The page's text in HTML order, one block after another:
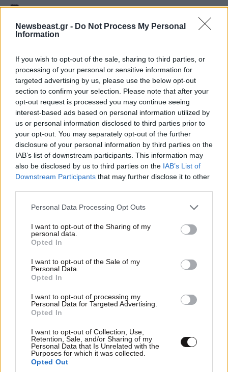
Newsbeast.gr - Do Not Process My Personal
Information
If you wish to opt-out of the sale, sharing to third parties, or
processing of your personal or sensitive information for
targeted advertising by us, please use the below opt-out
section to confirm your selection. Please note that after your
opt-out request is processed you may continue seeing
interest-based ads based on personal information utilized by
us or personal information disclosed to third parties prior to
your opt-out. You may separately opt-out of the further
disclosure of your personal information by third parties on the
IAB’s list of downstream participants. This information may
also be disclosed by us to third parties on the IAB’s List of
Downstream Participants that may further disclose it to other
Please note that this website/app uses one or more Google
not limited to your visit or usage behaviour. You may click to
grant or deny consent to Google and its third-party tags to
use your data for below specified purposes in below Google
consent section.
Personal Data Processing Opt Outs
I want to opt-out of the Sharing of my
personal data.
Opted In
I want to opt-out of the Sale of my
Personal Data.
Opted In
I want to opt-out of processing my
Personal Data for Targeted Advertising.
Opted In
I want to opt-out of Collection, Use,
Retention, Sale, and/or Sharing of my
Personal Data that Is Unrelated with the
Purposes for which it was collected.
Opted Out
ΠΑΙΔΙΑ ΑΥΤΟΙ ΕΙΝΑΙ ΚΟΣΟΒΑΡΟΙ ΤΟ ΠΑΝΕ ΑΛΛΙΩΣ
Απαντήστε
ΚΑΣΣΑΝΔΡΑ
ζεϊμπέκικα στον εγκέφαλο του κάθε ραγιά αν κρίνω
από τις απόψεις που διάβασα.
Απαντήστε
giannis_48